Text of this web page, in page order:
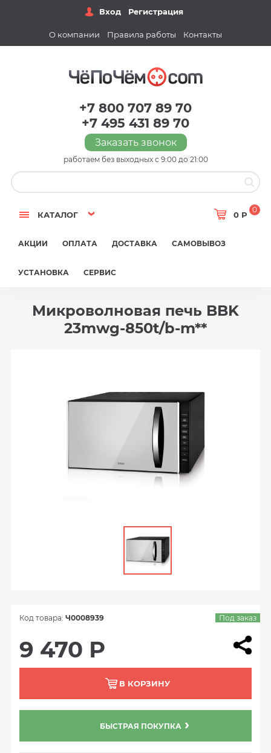
Вход Регистрация
О компании Правила работы Контакты
+7 800 707 89 70
+7 495 431 89 70
Заказать звонок
работаем без выходных с 9:00 до 21:00
КАТАЛОГ 0 Р
0
АКЦИИ ОПЛАТА ДОСТАВКА САМОВЫВОЗ
УСТАНОВКА СЕРВИС
Микроволновая печь BBK
23mwg-850t/b-m**
Код товара: Ч0008939 Под заказ
9 470 Р
В КОРЗИНУ
БЫСТРАЯ ПОКУПКА